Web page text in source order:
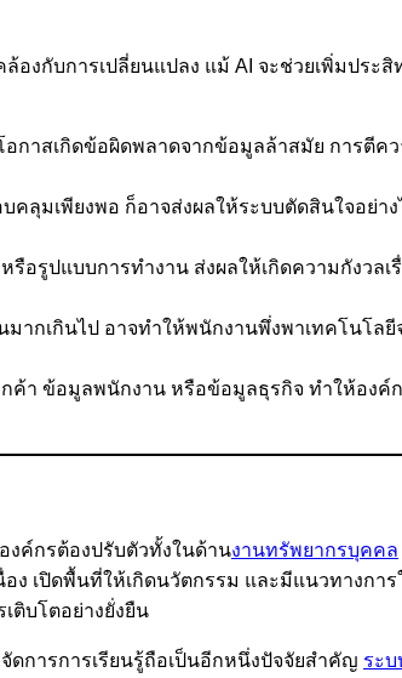
งกับการเปลี่ยนแปลง แม้ AI จะช่วยเพิ่มประ
กาสเกิดข้อผิดพลาดจากข้อมูลล้าสมัย การตีค
มเพียงพอ ก็อาจส่งผลให้ระบบตัดสินใจอย่าง
อรูปแบบการทำงาน ส่งผลให้เกิดความกังวล
มากเกินไป อาจทำให้พนักงานพึ่งพาเทคโนโล
ค้า ข้อมูลพนักงาน หรือข้อมูลธุรกิจ ทำให้อง
งค์กรต้องปรับตัวทั้งในด้านงานทรัพยากรบุคคล
ง เปิดพื้นที่ให้เกิดนวัตกรรม และมีแนวทางกา
ติบโตอย่างยั่งยืน
การการเรียนรู้ถือเป็นอีกหนึ่งปัจจัยสำคัญ ระบ